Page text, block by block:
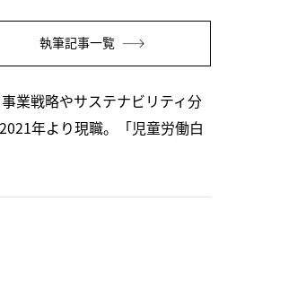
執筆記事一覧
業戦略やサステナビリティ分
年より現職。「児童労働白